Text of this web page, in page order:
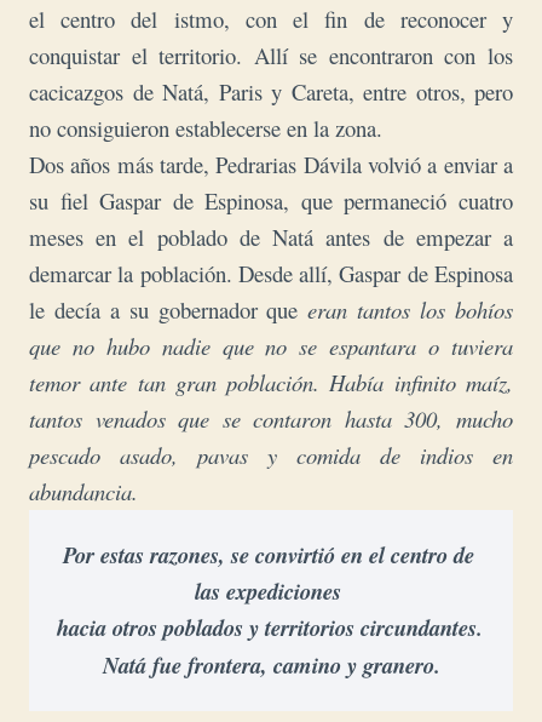
el centro del istmo, con el fin de reconocer y
conquistar el territorio. Allí se encontraron con los
cacicazgos de Natá, Paris y Careta, entre otros, pero
no consiguieron establecerse en la zona.
Dos años más tarde, Pedrarias Dávila volvió a enviar a
su fiel Gaspar de Espinosa, que permaneció cuatro
meses en el poblado de Natá antes de empezar a
demarcar la población. Desde allí, Gaspar de Espinosa
le decía a su gobernador queeran tantos los bohíos
que no hubo nadie que no se espantara o tuviera
temor ante tan gran población. Había infinito maíz,
tantos venados que se contaron hasta 300, mucho
pescado asado, pavas y comida de indios en
abundancia.
Por estas razones, se convirtió en el centro de
las expediciones
hacia otros poblados y territorios circundantes.
Natá fue frontera, camino y granero.